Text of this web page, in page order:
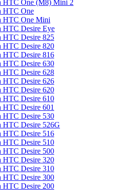
HTC One (M8) Mini 2
HTC One
HTC One Mini
HTC Desire Eye
HTC Desire 825
HTC Desire 820
HTC Desire 816
HTC Desire 630
HTC Desire 628
HTC Desire 626
HTC Desire 620
HTC Desire 610
HTC Desire 601
HTC Desire 530
HTC Desire 526G
HTC Desire 516
HTC Desire 510
HTC Desire 500
HTC Desire 320
HTC Desire 310
HTC Desire 300
HTC Desire 200